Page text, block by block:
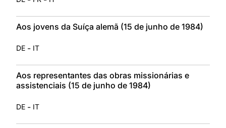
Aos jovens da Suíça alemã (15 de junho de 1984)
DE - IT
Aos representantes das obras missionárias e
assistenciais (15 de junho de 1984)
DE - IT